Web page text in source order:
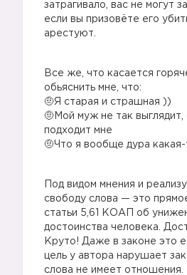
затрагивало, вас не могут
если вы призовёте его
арестуют.
Все же, что касается
обьяснить мне, что:
🤨Я старая и страшная ))
🤨Мой муж не так выглядит,
подходит мне
🤨Что я вообще дура какая-
Под видом мнения и
свободу слова — это
статьи 5,61 КОАП об
достоинства человека.
Круто! Даже в законе это
цель у автора нарушает
слова не имеет отношения.